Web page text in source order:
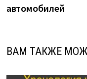
автомобилей
ВАМ ТАКЖЕ